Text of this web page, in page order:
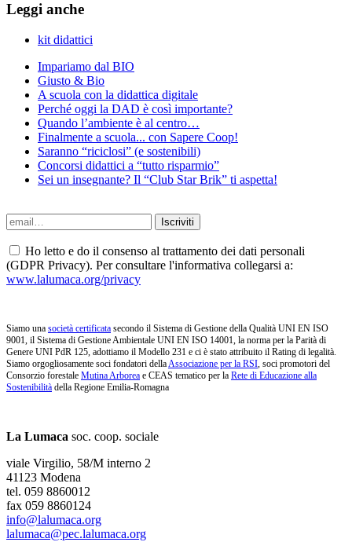
Leggi anche
kit didattici
Impariamo dal BIO
Giusto & Bio
A scuola con la didattica digitale
Perché oggi la DAD è così importante?
Quando l’ambiente è al centro…
Finalmente a scuola... con Sapere Coop!
Saranno “riciclosi” (e sostenibili)
Concorsi didattici a “tutto risparmio”
Sei un insegnante? Il “Club Star Brik” ti aspetta!
Ho letto e do il consenso al trattamento dei dati personali
(GDPR Privacy). Per consultare l'informativa collegarsi a:
www.lalumaca.org/privacy
Siamo una società certificata secondo il Sistema di Gestione della Qualità UNI EN ISO
9001, il Sistema di Gestione Ambientale UNI EN ISO 14001, la norma per la Parità di
Genere UNI PdR 125, adottiamo il Modello 231 e ci è stato attribuito il Rating di legalità.
Siamo orgogliosamente soci fondatori dellaAssociazione per la RSI, soci promotori del
Consorzio forestale Mutina Arborea e CEAS tematico per la Rete di Educazione alla
Sostenibilità della Regione Emilia-Romagna
La Lumaca soc. coop. sociale
viale Virgilio, 58/M interno 2
41123 Modena
tel. 059 8860012
fax 059 8860124
info@lalumaca.org
lalumaca@pec.lalumaca.org